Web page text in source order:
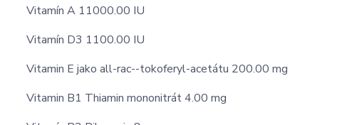
Vitamín A 11000.00 IU
Vitamín D3 1100.00 IU
Vitamin E jako all-rac-­-tokoferyl-acetátu 200.00 mg
Vitamin B1 Thiamin mononitrát 4.00 mg